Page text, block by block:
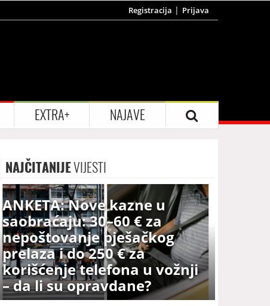
Registracija Prijava
EXTRA+ NAJAVE
NAJČITANIJEVIJESTI
ANKETA: Nove kazne u
saobraćaju: 30–60 € za
nepoštovanje pješačkog
prelaza i do 250 € za
korišćenje telefona u vožnji
– da li su opravdane?